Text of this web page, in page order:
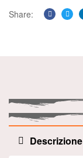
Share:
Descrizione